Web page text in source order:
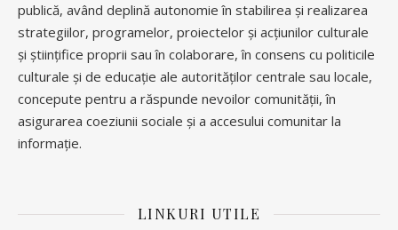
publică, având deplină autonomie în stabilirea și realizarea
strategiilor, programelor, proiectelor și acțiunilor culturale
și științifice proprii sau în colaborare, în consens cu politicile
culturale și de educație ale autorităților centrale sau locale,
concepute pentru a răspunde nevoilor comunității, în
asigurarea coeziunii sociale și a accesului comunitar la
informație.
LINKURI UTILE